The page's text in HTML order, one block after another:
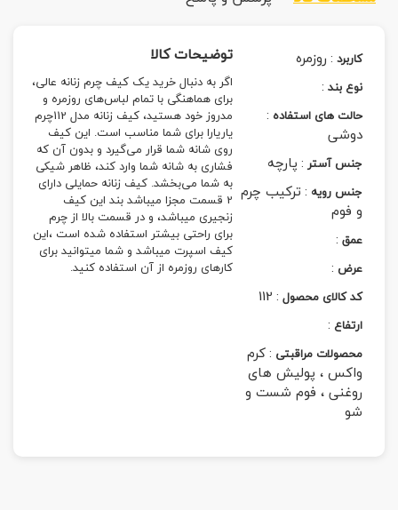
کاربرد :روزمره
نوع بند :
حالت های استفاده :
دوشی
جنس آستر :پارچه
جنس رویه :ترکیب چرم
و فوم
عمق :
عرض :
کد کالای محصول :
112
ارتفاع :
محصولات مراقبتی :کرم
واکس ، پولیش های
روغنی ، فوم شست و
شو
توضیحات کالا
اگر به دنبال خرید یککیف چرم زنانه عالی،
برای هماهنگی با تمام لباس‌های روزمره و
مدروز خود هستید، کیف زنانه مدل 112
چرم
یاریارابرای شما مناسب است. این کیف
روی شانه شما قرار می‌گیرد و بدون آن که
فشاری به شانه شما وارد کند، ظاهر شیکی
به شما می‌بخشد. کیف زنانه حمایلی دارای
2 قسمت مجزا میباشد بند این کیف
زنجیری میباشد، و در قسمت بالا از چرم
برای راحتی بیشتر استفاده شده است ،این
کیف اسپرت میباشد و شما میتوانید برای
کارهای روزمره از آن استفاده کنید.